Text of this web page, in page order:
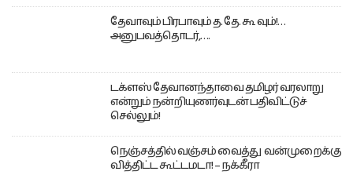
தேவாவும் பிரபாவும் த. தே. கூ வும்!…
அனுபவத்தொடர்,….
டக்ளஸ் தேவானந்தாவை தமிழர் வரலாறு
என்றும் நன்றியுணர்வுடன் பதிவிட்டுச்
செல்லும்!
நெஞ்சத்தில் வஞ்சம் வைத்து வன்முறைக்கு
வித்திட்ட கூட்டமடா! – நக்கீரா